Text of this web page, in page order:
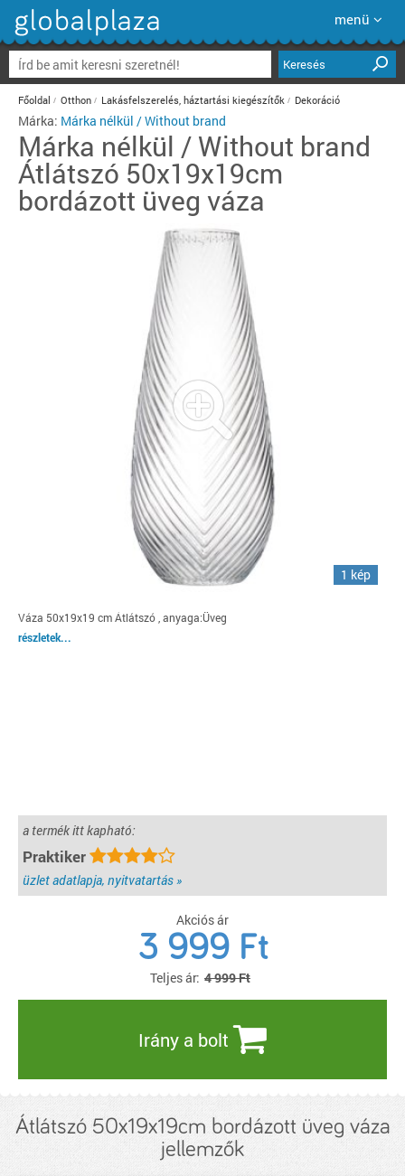
menü
Keresés
Főoldal Otthon Lakásfelszerelés, háztartási kiegészítők Dekoráció
Márka: Márka nélkül / Without brand
Márka nélkül / Without brand
Átlátszó 50x19x19cm
bordázott üveg váza
1 kép
Váza 50x19x19 cm Átlátszó , anyaga:Üveg
részletek...
a termék itt kapható:
Praktiker
üzlet adatlapja, nyitvatartás »
Akciós ár
3 999 Ft
Teljes ár: 4 999 Ft
Irány a bolt
Átlátszó 50x19x19cm bordázott üveg váza
jellemzők